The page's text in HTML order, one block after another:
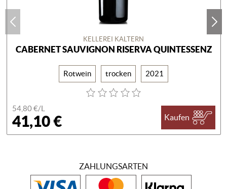
KELLEREI KALTERN
CABERNET SAUVIGNON RISERVA QUINTESSENZ
Rotwein trocken 2021
54,80 €/L
41,10 € Kaufen
ZAHLUNGSARTEN